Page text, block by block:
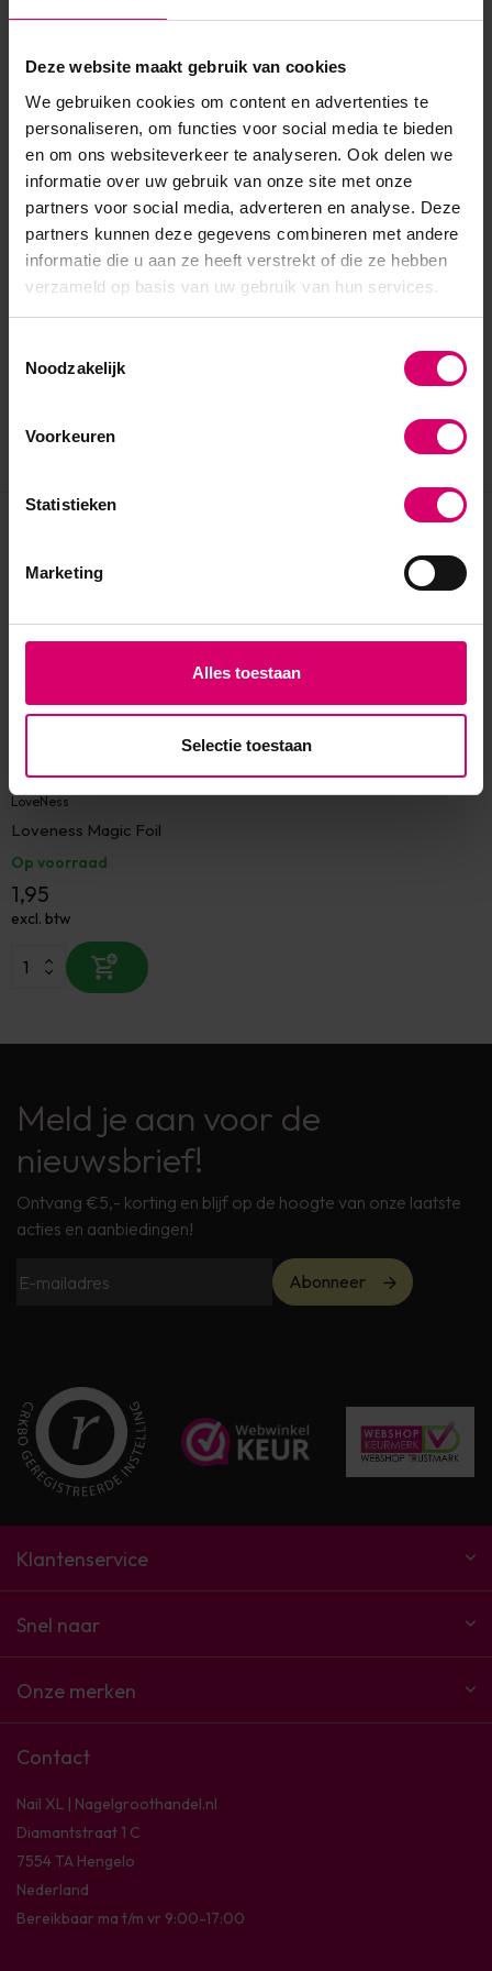
Deze website maakt gebruik van cookies
We gebruiken cookies om content en advertenties te
personaliseren, om functies voor social media te bieden
en om ons websiteverkeer te analyseren. Ook delen we
informatie over uw gebruik van onze site met onze
partners voor social media, adverteren en analyse. Deze
partners kunnen deze gegevens combineren met andere
informatie die u aan ze heeft verstrekt of die ze hebben
verzameld op basis van uw gebruik van hun services.
Noodzakelijk
Voorkeuren
Statistieken
Marketing
Alles toestaan
Selectie toestaan
LoveNess
Loveness Magic Foil
Op voorraad
1,95
excl. btw
Meld je aan voor de
nieuwsbrief!
Ontvang €5,- korting en blijf op de hoogte van onze laatste
acties en aanbiedingen!
Abonneer
Klantenservice
Snel naar
Onze merken
Contact
Nail XL | Nagelgroothandel.nl
Diamantstraat 1 C
7554 TA Hengelo
Nederland
Bereikbaar ma t/m vr 9:00-17:00